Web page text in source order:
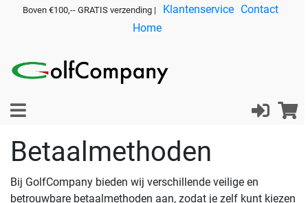
Boven €100,-- GRATIS verzending | Klantenservice Contact
Home
Betaalmethoden
Bij GolfCompany bieden wij verschillende veilige en
betrouwbare betaalmethoden aan, zodat je zelf kunt kiezen